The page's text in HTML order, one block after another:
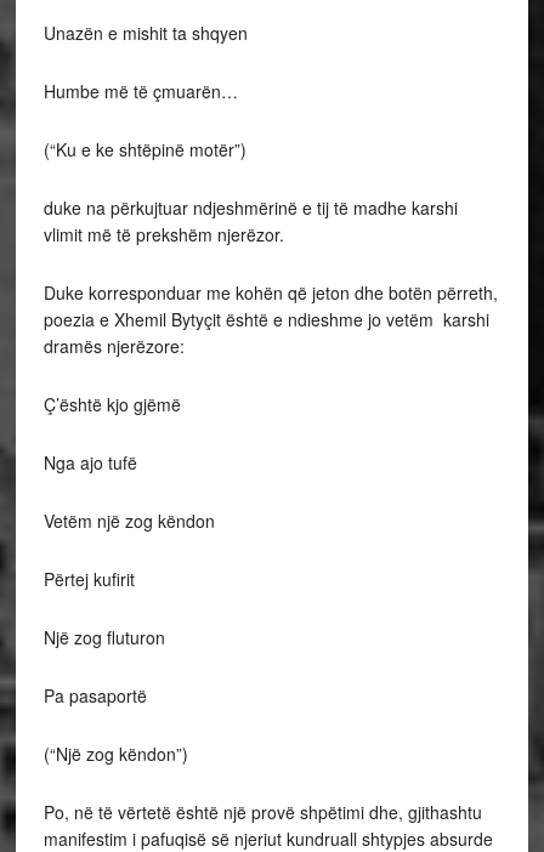
Unazën e mishit ta shqyen
Humbe më të çmuarën…
(“Ku e ke shtëpinë motër”)
duke na përkujtuar ndjeshmërinë e tij të madhe karshi
vlimit më të prekshëm njerëzor.
Duke korresponduar me kohën që jeton dhe botën përreth,
poezia e Xhemil Bytyçit është e ndieshme jo vetëm karshi
dramës njerëzore:
Ç’është kjo gjëmë
Nga ajo tufë
Vetëm një zog këndon
Përtej kufirit
Një zog fluturon
Pa pasaportë
(“Një zog këndon”)
Po, në të vërtetë është një provë shpëtimi dhe, gjithashtu
manifestim i pafuqisë së njeriut kundruall shtypjes absurde